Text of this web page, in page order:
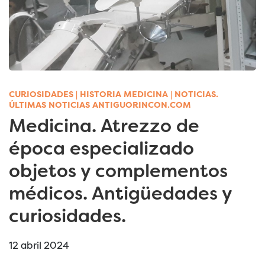
CURIOSIDADES | HISTORIA MEDICINA | NOTICIAS.
ÚLTIMAS NOTICIAS ANTIGUORINCON.COM
Medicina. Atrezzo de
época especializado
objetos y complementos
médicos. Antigüedades y
curiosidades.
12 abril 2024